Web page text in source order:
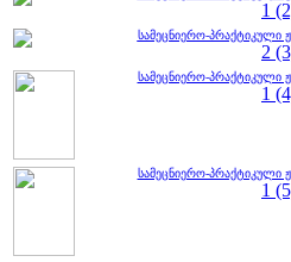
1
სამეცნიერო-პრაქტიკული
2
სამეცნიერო-პრაქტიკული
1
სამეცნიერო-პრაქტიკული
1